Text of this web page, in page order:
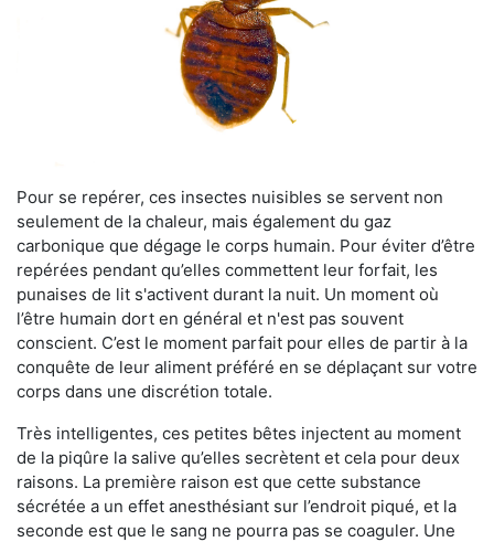
Pour se repérer, ces insectes nuisibles se servent non
seulement de la chaleur, mais également du gaz
carbonique que dégage le corps humain. Pour éviter d’être
repérées pendant qu’elles commettent leur forfait, les
punaises de lit s'activent durant la nuit. Un moment où
l’être humain dort en général et n'est pas souvent
conscient. C’est le moment parfait pour elles de partir à la
conquête de leur aliment préféré en se déplaçant sur votre
corps dans une discrétion totale.
Très intelligentes, ces petites bêtes injectent au moment
de la piqûre la salive qu’elles secrètent et cela pour deux
raisons. La première raison est que cette substance
sécrétée a un effet anesthésiant sur l’endroit piqué, et la
seconde est que le sang ne pourra pas se coaguler. Une